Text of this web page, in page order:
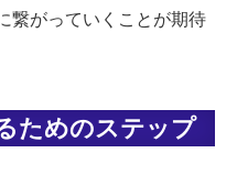
繋がっていくことが期待
ためのステップ